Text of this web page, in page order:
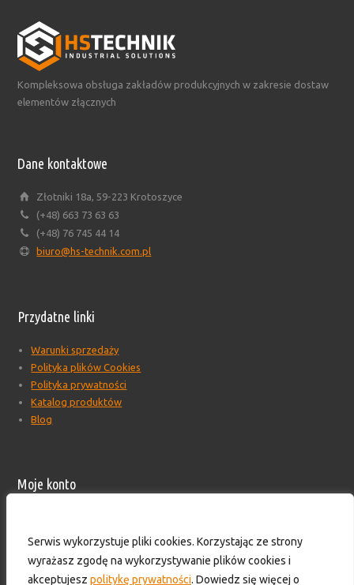
Serwis wykorzystuje pliki cookies. Korzystając ze strony
wyrażasz zgodę na wykorzystywanie plików cookies i
akceptujesz politykę prywatności. Dowiedz się więcej o
Kompleksowa obsługa zakładów produkcyjnych w zakresie dostaw
elementów złącznych
Dane kontaktowe
Złotniki 18a, 59-223 Krotoszyce
(+48) 663 73 63 63
(+48) 76 745 44 14
biuro@hs-technik.com.pl
Przydatne linki
Warunki sprzedaży
Polityka plików Cookies
Polityka prywatności
Katalog produktów
Blog
Moje konto
Formularz wyceny produktów
Skontaktuj się z nami!